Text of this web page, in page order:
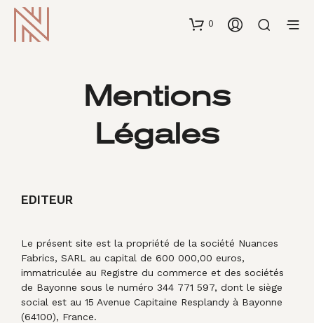
0
Mentions
Légales
EDITEUR
Le présent site est la propriété de la société Nuances
Fabrics, SARL au capital de 600 000,00 euros,
immatriculée au Registre du commerce et des sociétés
de Bayonne sous le numéro 344 771 597, dont le siège
social est au 15 Avenue Capitaine Resplandy à Bayonne
(64100), France.